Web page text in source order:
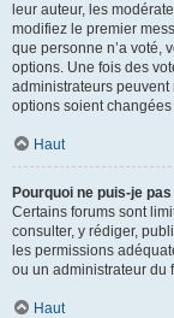
leur auteur, les
modifiez le premier
que personne n’a voté,
options. Une fois des
administrateurs
options soient
Haut
Pourquoi ne puis-je
Certains forums sont
consulter, y rédiger,
les permissions
ou un administrateur du
Haut